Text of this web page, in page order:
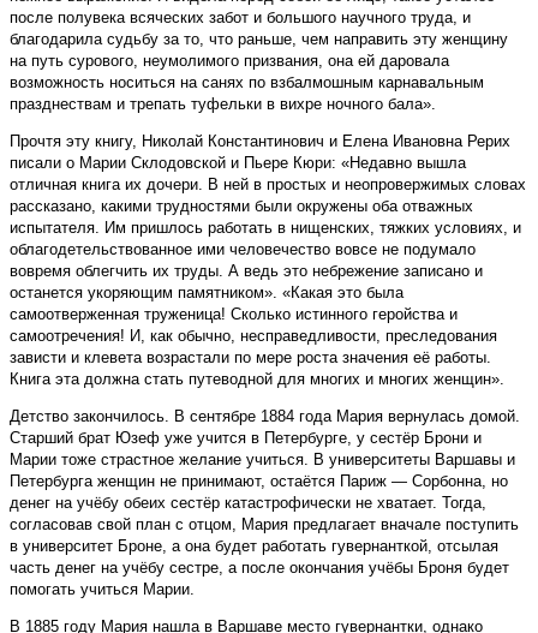
после полувека всяческих забот и большого научного труда, и
благодарила судьбу за то, что раньше, чем направить эту женщину
на путь сурового, неумолимого призвания, она ей даровала
возможность носиться на санях по взбалмошным карнавальным
празднествам и трепать туфельки в вихре ночного бала».
Прочтя эту книгу, Николай Константинович и Елена Ивановна Рерих
писали о Марии Склодовской и Пьере Кюри: «Недавно вышла
отличная книга их дочери. В ней в простых и неопровержимых словах
рассказано, какими трудностями были окружены оба отважных
испытателя. Им пришлось работать в нищенских, тяжких условиях, и
облагодетельствованное ими человечество вовсе не подумало
вовремя облегчить их труды. А ведь это небрежение записано и
останется укоряющим памятником». «Какая это была
самоотверженная труженица! Сколько истинного геройства и
самоотречения! И, как обычно, несправедливости, преследования
зависти и клевета возрастали по мере роста значения её работы.
Книга эта должна стать путеводной для многих и многих женщин».
Детство закончилось. В сентябре 1884 года Мария вернулась домой.
Старший брат Юзеф уже учится в Петербурге, у сестёр Брони и
Марии тоже страстное желание учиться. В университеты Варшавы и
Петербурга женщин не принимают, остаётся Париж — Сорбонна, но
денег на учёбу обеих сестёр катастрофически не хватает. Тогда,
согласовав свой план с отцом, Мария предлагает вначале поступить
в университет Броне, а она будет работать гувернанткой, отсылая
часть денег на учёбу сестре, а после окончания учёбы Броня будет
помогать учиться Марии.
В 1885 году Мария нашла в Варшаве место гувернантки, однако